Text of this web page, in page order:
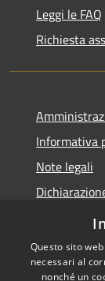
Leggi le FAQ
Richiesta
Informativa
Note legali
Link app
Questo sito
necessari al
nonché un